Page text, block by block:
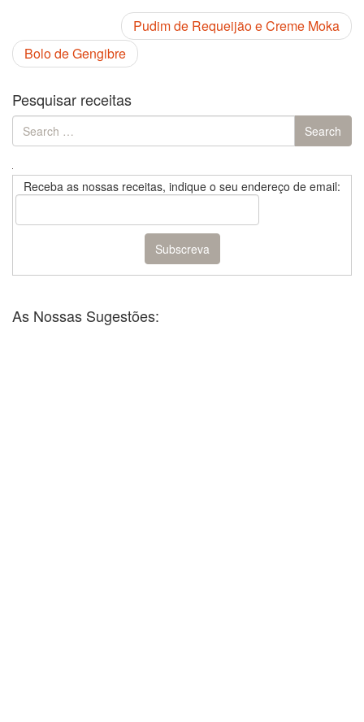
Pudim de Requeijão e Creme Moka
Bolo de Gengibre
Pesquisar receitas
Search
for:
Search
Receba as nossas receitas, indique o seu endereço de email:
As Nossas Sugestões: